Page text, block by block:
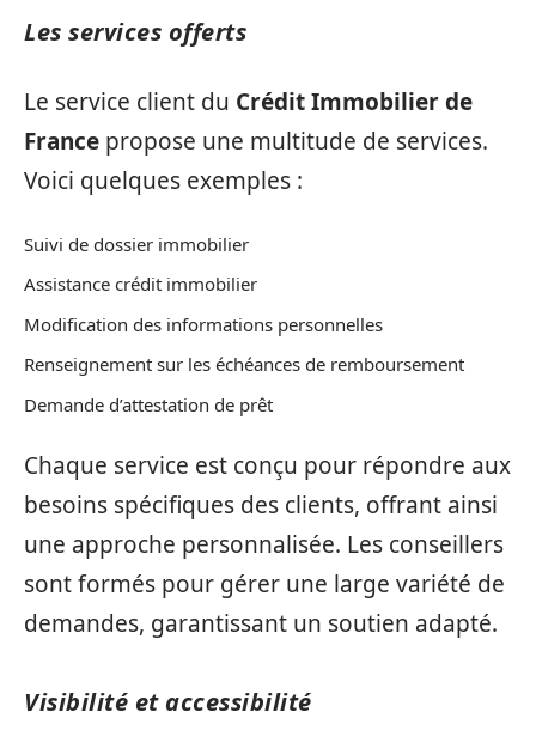
Les services offerts
Le service client du Crédit Immobilier de
France propose une multitude de services.
Voici quelques exemples :
Suivi de dossier immobilier
Assistance crédit immobilier
Modification des informations personnelles
Renseignement sur les échéances de remboursement
Demande d’attestation de prêt
Chaque service est conçu pour répondre aux
besoins spécifiques des clients, offrant ainsi
une approche personnalisée. Les conseillers
sont formés pour gérer une large variété de
demandes, garantissant un soutien adapté.
Visibilité et accessibilité